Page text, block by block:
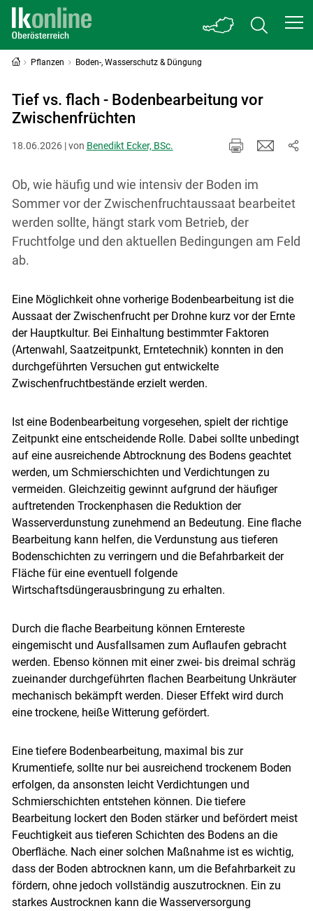
Pflanzen Boden-, Wasserschutz & Düngung
Tief vs. flach - Bodenbearbeitung vor
Zwischenfrüchten
18.06.2026 | von Benedikt Ecker, BSc.
Ob, wie häufig und wie intensiv der Boden im
Sommer vor der Zwischenfruchtaussaat bearbeitet
werden sollte, hängt stark vom Betrieb, der
Fruchtfolge und den aktuellen Bedingungen am Feld
ab.
Eine Möglichkeit ohne vorherige Bodenbearbeitung ist die
Aussaat der Zwischenfrucht per Drohne kurz vor der Ernte
der Hauptkultur. Bei Einhaltung bestimmter Faktoren
(Artenwahl, Saatzeitpunkt, Erntetechnik) konnten in den
durchgeführten Versuchen gut entwickelte
Zwischenfruchtbestände erzielt werden.
Ist eine Bodenbearbeitung vorgesehen, spielt der richtige
Zeitpunkt eine entscheidende Rolle. Dabei sollte unbedingt
auf eine ausreichende Abtrocknung des Bodens geachtet
werden, um Schmierschichten und Verdichtungen zu
vermeiden. Gleichzeitig gewinnt aufgrund der häufiger
auftretenden Trockenphasen die Reduktion der
Wasserverdunstung zunehmend an Bedeutung. Eine flache
Bearbeitung kann helfen, die Verdunstung aus tieferen
Bodenschichten zu verringern und die Befahrbarkeit der
Fläche für eine eventuell folgende
Wirtschaftsdüngerausbringung zu erhalten.
Durch die flache Bearbeitung können Erntereste
eingemischt und Ausfallsamen zum Auflaufen gebracht
werden. Ebenso können mit einer zwei- bis dreimal schräg
zueinander durchgeführten flachen Bearbeitung Unkräuter
mechanisch bekämpft werden. Dieser Effekt wird durch
eine trockene, heiße Witterung gefördert.
Eine tiefere Bodenbearbeitung, maximal bis zur
Krumentiefe, sollte nur bei ausreichend trockenem Boden
erfolgen, da ansonsten leicht Verdichtungen und
Schmierschichten entstehen können. Die tiefere
Bearbeitung lockert den Boden stärker und befördert meist
Feuchtigkeit aus tieferen Schichten des Bodens an die
Oberfläche. Nach einer solchen Maßnahme ist es wichtig,
dass der Boden abtrocknen kann, um die Befahrbarkeit zu
fördern, ohne jedoch vollständig auszutrocknen. Ein zu
starkes Austrocknen kann die Wasserversorgung